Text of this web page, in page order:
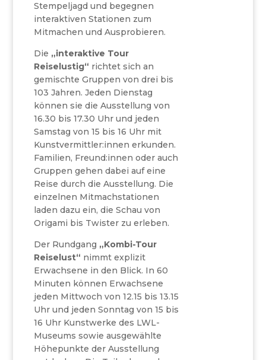
Stempeljagd und begegnen
interaktiven Stationen zum
Mitmachen und Ausprobieren.
Die „interaktive Tour
Reiselustig“ richtet sich an
gemischte Gruppen von drei bis
103 Jahren. Jeden Dienstag
können sie die Ausstellung von
16.30 bis 17.30 Uhr und jeden
Samstag von 15 bis 16 Uhr mit
Kunstvermittler:innen erkunden.
Familien, Freund:innen oder auch
Gruppen gehen dabei auf eine
Reise durch die Ausstellung. Die
einzelnen Mitmachstationen
laden dazu ein, die Schau von
Origami bis Twister zu erleben.
Der Rundgang „Kombi-Tour
Reiselust“ nimmt explizit
Erwachsene in den Blick. In 60
Minuten können Erwachsene
jeden Mittwoch von 12.15 bis 13.15
Uhr und jeden Sonntag von 15 bis
16 Uhr Kunstwerke des LWL-
Museums sowie ausgewählte
Höhepunkte der Ausstellung